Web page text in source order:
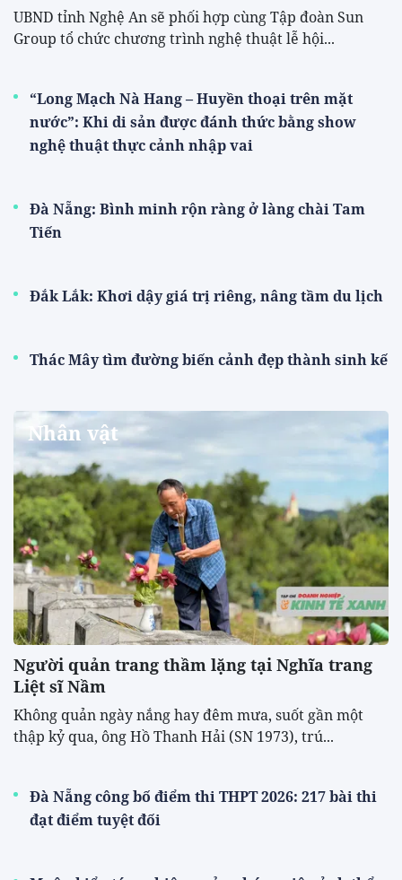
UBND tỉnh Nghệ An sẽ phối hợp cùng Tập đoàn Sun
Group tổ chức chương trình nghệ thuật lễ hội...
“Long Mạch Nà Hang – Huyền thoại trên mặt
nước”: Khi di sản được đánh thức bằng show
nghệ thuật thực cảnh nhập vai
Đà Nẵng: Bình minh rộn ràng ở làng chài Tam
Tiến
Đắk Lắk: Khơi dậy giá trị riêng, nâng tầm du lịch
Thác Mây tìm đường biến cảnh đẹp thành sinh kế
Nhân vật
Người quản trang thầm lặng tại Nghĩa trang
Liệt sĩ Nầm
Không quản ngày nắng hay đêm mưa, suốt gần một
thập kỷ qua, ông Hồ Thanh Hải (SN 1973), trú...
Đà Nẵng công bố điểm thi THPT 2026: 217 bài thi
đạt điểm tuyệt đối